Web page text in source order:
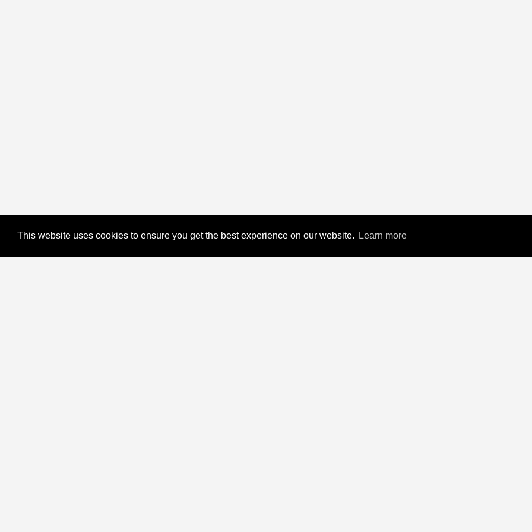
This website uses cookies to ensure you get the best experience on our website. Learn more